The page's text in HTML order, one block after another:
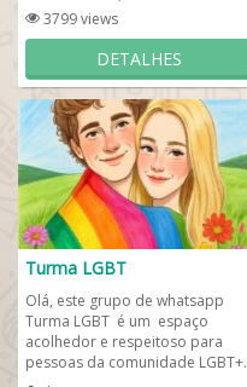
3799 views
DETALHES
Turma LGBT
Olá, este grupo de whatsapp
Turma LGBT é um espaço
acolhedor e respeitoso para
pessoas da comunidade LGBT+.
Então, participe do nosso grupo